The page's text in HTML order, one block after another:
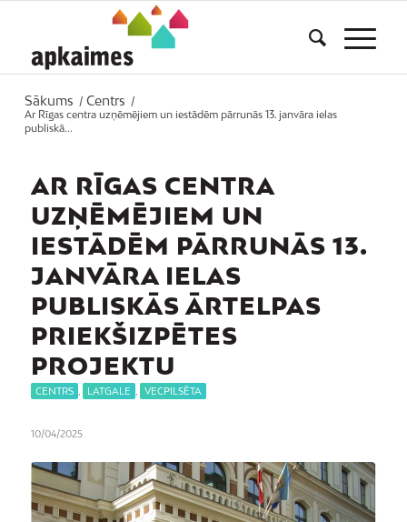
Sākums / Centrs
/
Ar Rīgas centra uzņēmējiem un iestādēm pārrunās 13. janvāra ielas
publiskā...
AR RĪGAS CENTRA
UZŅĒMĒJIEM UN
IESTĀDĒM PĀRRUNĀS 13.
JANVĀRA IELAS
PUBLISKĀS ĀRTELPAS
PRIEKŠIZPĒTES
PROJEKTU
CENTRS LATGALE VECPILSĒTA
10/04/2025